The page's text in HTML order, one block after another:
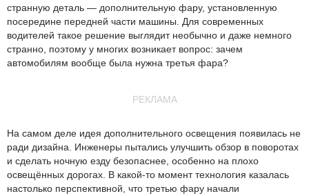
странную деталь — дополнительную фару, установленную
посередине передней части машины. Для современных
водителей такое решение выглядит необычно и даже немного
странно, поэтому у многих возникает вопрос: зачем
автомобилям вообще была нужна третья фара?
РЕКЛАМА
На самом деле идея дополнительного освещения появилась не
ради дизайна. Инженеры пытались улучшить обзор в поворотах
и сделать ночную езду безопаснее, особенно на плохо
освещённых дорогах. В какой-то момент технология казалась
настолько перспективной, что третью фару начали